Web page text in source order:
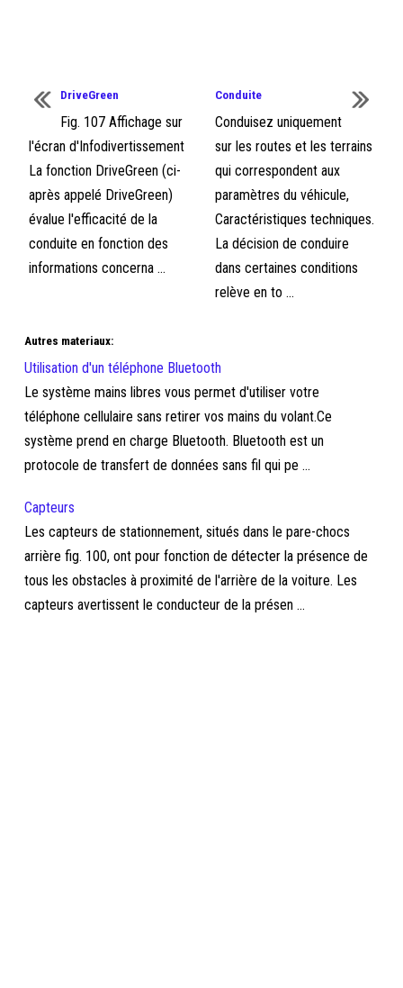
DriveGreen
Fig. 107 Affichage sur
l'écran d'Infodivertissement
La fonction DriveGreen (ci-
après appelé DriveGreen)
évalue l'efficacité de la
conduite en fonction des
informations concerna ...
Conduite
Conduisez uniquement
sur les routes et les terrains
qui correspondent aux
paramètres du véhicule,
Caractéristiques techniques.
La décision de conduire
dans certaines conditions
relève en to ...
Autres materiaux:
Utilisation d'un téléphone Bluetooth
Le système mains libres vous permet d'utiliser votre
téléphone cellulaire sans retirer vos mains du volant.Ce
système prend en charge Bluetooth. Bluetooth est un
protocole de transfert de données sans fil qui pe ...
Capteurs
Les capteurs de stationnement, situés dans le pare-chocs
arrière fig. 100, ont pour fonction de détecter la présence de
tous les obstacles à proximité de l'arrière de la voiture. Les
capteurs avertissent le conducteur de la présen ...